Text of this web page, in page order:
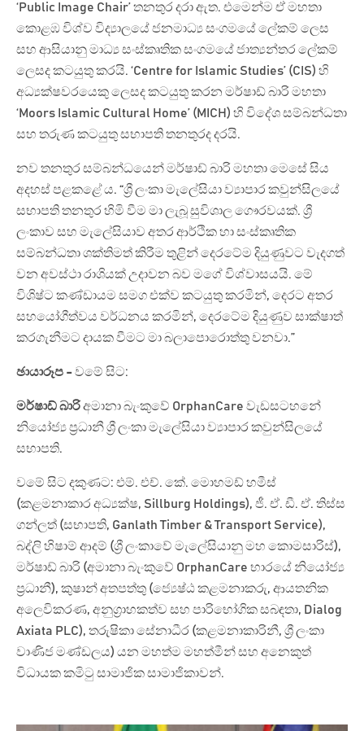
‘Public Image Chair’ තනතුර දරා ඇත. එමෙන්ම ඒ මහතා
කොළඹ විශ්ව විද්‍යාලයේ ජනමාධ්‍ය සංගමයේ ලේකම් ලෙස
සහ ආසියානු මාධ්‍ය සංස්කෘතික සංගමයේ ජාත්‍යන්තර ලේකම්
ලෙසද කටයුතු කරයි. ‘Centre for Islamic Studies’ (CIS) හි
අධ්‍යක්ෂවරයෙකු ලෙසද කටයුතු කරන මර්ෂාඩ් බාරි මහතා
‘Moors Islamic Cultural Home’ (MICH) හි විදේශ සම්බන්ධතා
සහ තරුණ කටයුතු සභාපති තනතුරද දරයි.
නව තනතුර සම්බන්ධයෙන් මර්ෂාඩ් බාරි මහතා මෙසේ සිය
අදහස් පළකළේ ය. “ශ්‍රී ලංකා මැලේසියා ව්‍යාපාර කවුන්සිලයේ
සභාපති තනතුර හිමි වීම මා ලැබූ සුවිශාල ගෞරවයක්. ශ්‍රී
ලංකාව සහ මැලේසියාව අතර ආර්ථික හා සංස්කෘතික
සම්බන්ධතා ශක්තිමත් කිරීම තුළින් දෙරටේම දියුණුවට වැදගත්
වන අවස්ථා රාශියක් උදාවන බව මගේ විශ්වාසයයි. මේ
විශිෂ්ට කණ්ඩායම සමග එක්ව කටයුතු කරමින්, දෙරට අතර
සහයෝගීත්වය වර්ධනය කරමින්, දෙරටේම දියුණුව සාක්ෂාත්
කරගැනීමට දායක වීමට මා බලාපොරොත්තු වනවා.”
ඡායාරූප -වමේ සිට:
මර්ෂාඩ් බාරිඅමානා බැංකුවේ OrphanCare වැඩසටහනේ
නියෝජ්‍ය ප්‍රධානී ශ්‍රී ලංකා මැලේසියා ව්‍යාපාර කවුන්සිලයේ
සභාපති.
වමේ සිට දකුණට: එම්. එච්. කේ. මොහමඩ් හමීස්
(කළමනාකාර අධ්‍යක්ෂ, Sillburg Holdings), ජී. ඒ. ඩී. ඒ. තිස්ස
ගන්ලත් (සභාපති, Ganlath Timber & Transport Service),
බද්ලි හිෂාම් ආදම් (ශ්‍රී ලංකාවේ මැලේසියානු මහ කොමසාරිස්),
මර්ෂාඩ් බාරි (අමානා බැංකුවේ OrphanCare භාරයේ නියෝජ්‍ය
ප්‍රධානී), කුෂාන් අතපත්තු (ජ්‍යෙෂ්ඨ කළමනාකරු, ආයතනික
අලෙවිකරණ, අනුග්‍රාහකත්ව සහ පාරිභෝගික සබඳතා, Dialog
Axiata PLC), තරුෂිකා සේනාධීර (කළමනාකාරිනී, ශ්‍රී ලංකා
වාණිජ මණ්ඩලය) යන මහත්ම මහත්මීන් සහ අනෙකුත්
විධායක කමිටු සාමාජික සාමාජිකාවන්.